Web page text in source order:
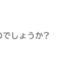
でしょうか?